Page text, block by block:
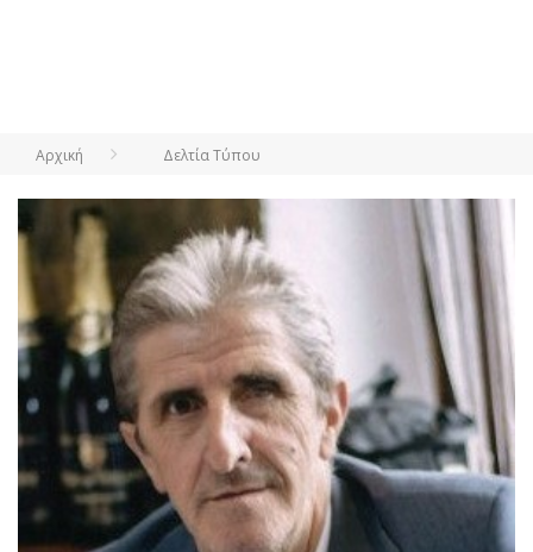
Αρχική Δελτία Τύπου